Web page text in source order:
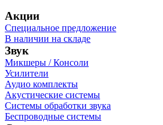
Акции
Специальное предложение
В наличии на складе
Звук
Микшеры / Консоли
Усилители
Аудио комплекты
Акустические системы
Системы обработки звука
Беспроводные системы